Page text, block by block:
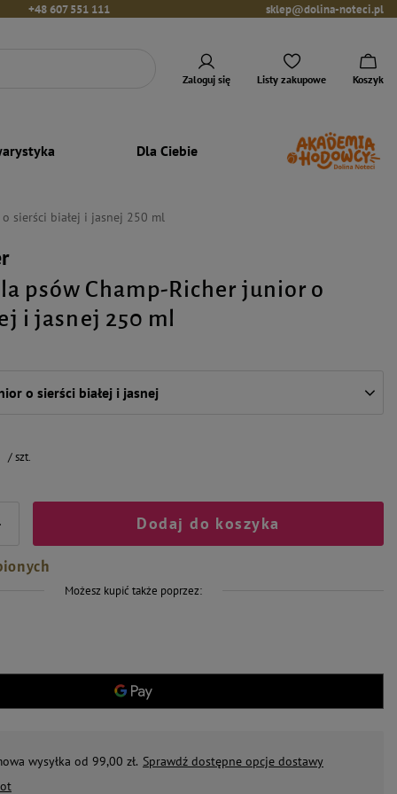
+48 607 551 111 sklep@dolina-noteci.pl
Zaloguj się Listy zakupowe Koszyk
Dla Ciebie
sierści białej i jasnej 250 ml
psów Champ-Richer junior o
i jasnej 250 ml
o sierści białej i jasnej
/szt.
Dodaj do koszyka
Możesz kupić także poprzez:
wysyłka od 99,00 zł. Sprawdź dostępne opcje dostawy